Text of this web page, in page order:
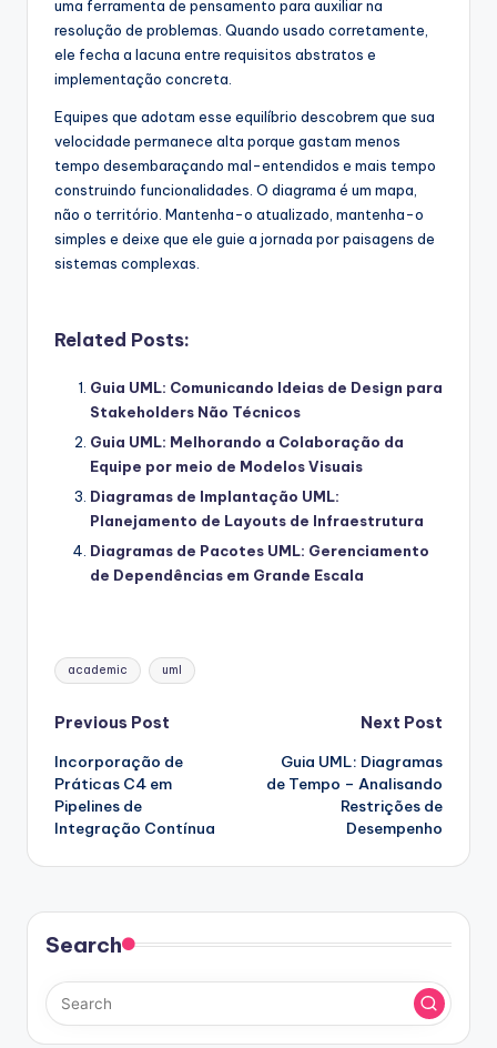
uma ferramenta de pensamento para auxiliar na
resolução de problemas. Quando usado corretamente,
ele fecha a lacuna entre requisitos abstratos e
implementação concreta.
Equipes que adotam esse equilíbrio descobrem que sua
velocidade permanece alta porque gastam menos
tempo desembaraçando mal-entendidos e mais tempo
construindo funcionalidades. O diagrama é um mapa,
não o território. Mantenha-o atualizado, mantenha-o
simples e deixe que ele guie a jornada por paisagens de
sistemas complexas.
Related Posts:
Guia UML: Comunicando Ideias de Design para
Stakeholders Não Técnicos
Guia UML: Melhorando a Colaboração da
Equipe por meio de Modelos Visuais
Diagramas de Implantação UML:
Planejamento de Layouts de Infraestrutura
Diagramas de Pacotes UML: Gerenciamento
de Dependências em Grande Escala
Tags:
academic uml
Post
navigation
Previous Post
Incorporação de
Práticas C4 em
Pipelines de
Integração Contínua
Next Post
Guia UML: Diagramas
de Tempo – Analisando
Restrições de
Desempenho
Search